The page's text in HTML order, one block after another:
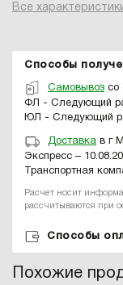
Все
Способы
Самовывоз со
ФЛ - Следующий
ЮЛ - Следующий
Доставка в г
Экспресс –
Транспортная
Расчет носит
рассчитываются при
Способы
Похожие